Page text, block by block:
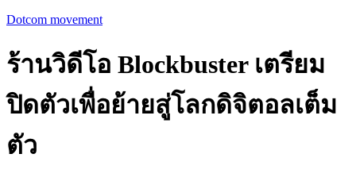
Dotcom movement
ร้านวิดีโอ Blockbuster เตรียม
ปิดตัวเพื่อย้ายสู่โลกดิจิตอลเต็ม
ตัว